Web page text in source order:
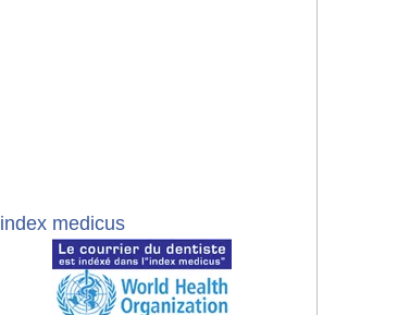
index medicus